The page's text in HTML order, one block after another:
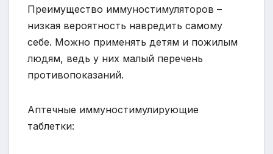
Преимущество иммуностимуляторов –
низкая вероятность навредить самому
себе. Можно применять детям и пожилым
людям, ведь у них малый перечень
противопоказаний.
Аптечные иммуностимулирующие
таблетки: